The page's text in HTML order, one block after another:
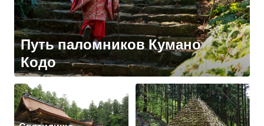
Путь паломников Кумано
Кодо